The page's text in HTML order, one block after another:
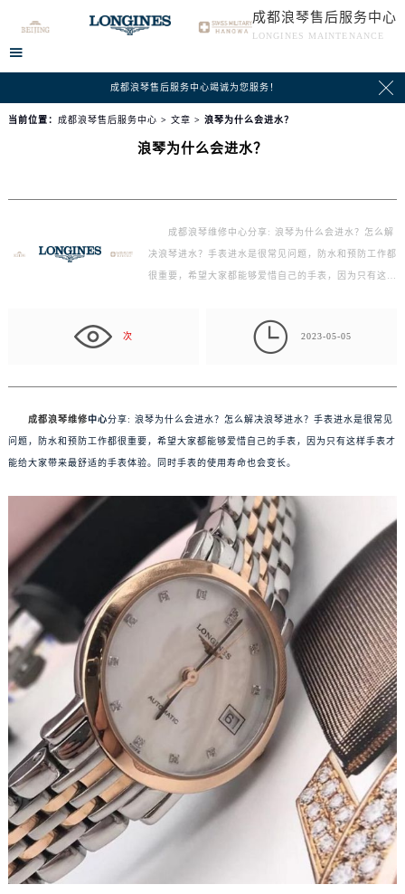
成都浪琴售后服务中心
LONGINES MAINTENANCE

成都浪琴售后服务中心竭诚为您服务！ 
当前位置： 成都浪琴售后服务中心 > 文章 > 浪琴为什么会进水？
浪琴为什么会进水？
成都浪琴维修中心分享: 浪琴为什么会进水？怎么解
决浪琴进水？手表进水是很常见问题，防水和预防工作都
很重要，希望大家都能够爱惜自己的手表，因为只有这样
次  2023-05-05
成都浪琴维修中心分享: 浪琴为什么会进水？怎么解决浪琴进水？手表进水是很常见
问题，防水和预防工作都很重要，希望大家都能够爱惜自己的手表，因为只有这样手表才
能给大家带来最舒适的手表体验。同时手表的使用寿命也会变长。